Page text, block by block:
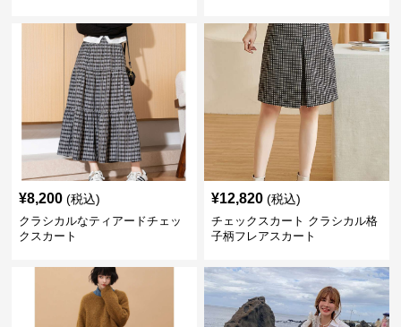
¥8,200 (税込)
クラシカルなティアードチェッ
クスカート
¥12,820 (税込)
チェックスカート クラシカル格
子柄フレアスカート